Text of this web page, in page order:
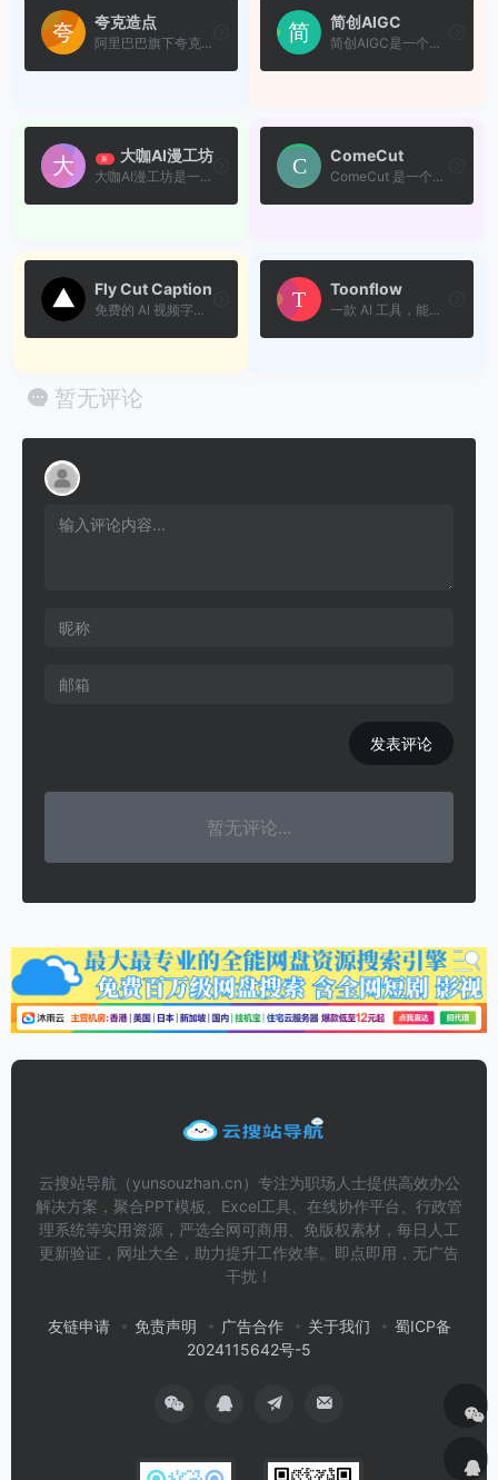
夸克造点
阿里巴巴旗下夸克团队发布的...
简创AIGC
简创AIGC是一个领先的AI视频...
新 大咖AI漫工坊
大咖AI漫工坊是一站式AI影视...
ComeCut
ComeCut 是一个完全开源、免...
Fly Cut Caption
免费的 AI 视频字幕生成工具...
Toonflow
一款 AI 工具，能够利用 AI ...
暂无评论
发表评论
暂无评论...
云搜站导航（yunsouzhan.cn）专注为职场人士提供高效办公
解决方案，聚合PPT模板、Excel工具、在线协作平台、行政管
理系统等实用资源，严选全网可商用、免版权素材，每日人工
更新验证，网址大全，助力提升工作效率。即点即用，无广告
干扰！
友链申请 免责声明 广告合作 关于我们
蜀ICP备
2024115642号-5